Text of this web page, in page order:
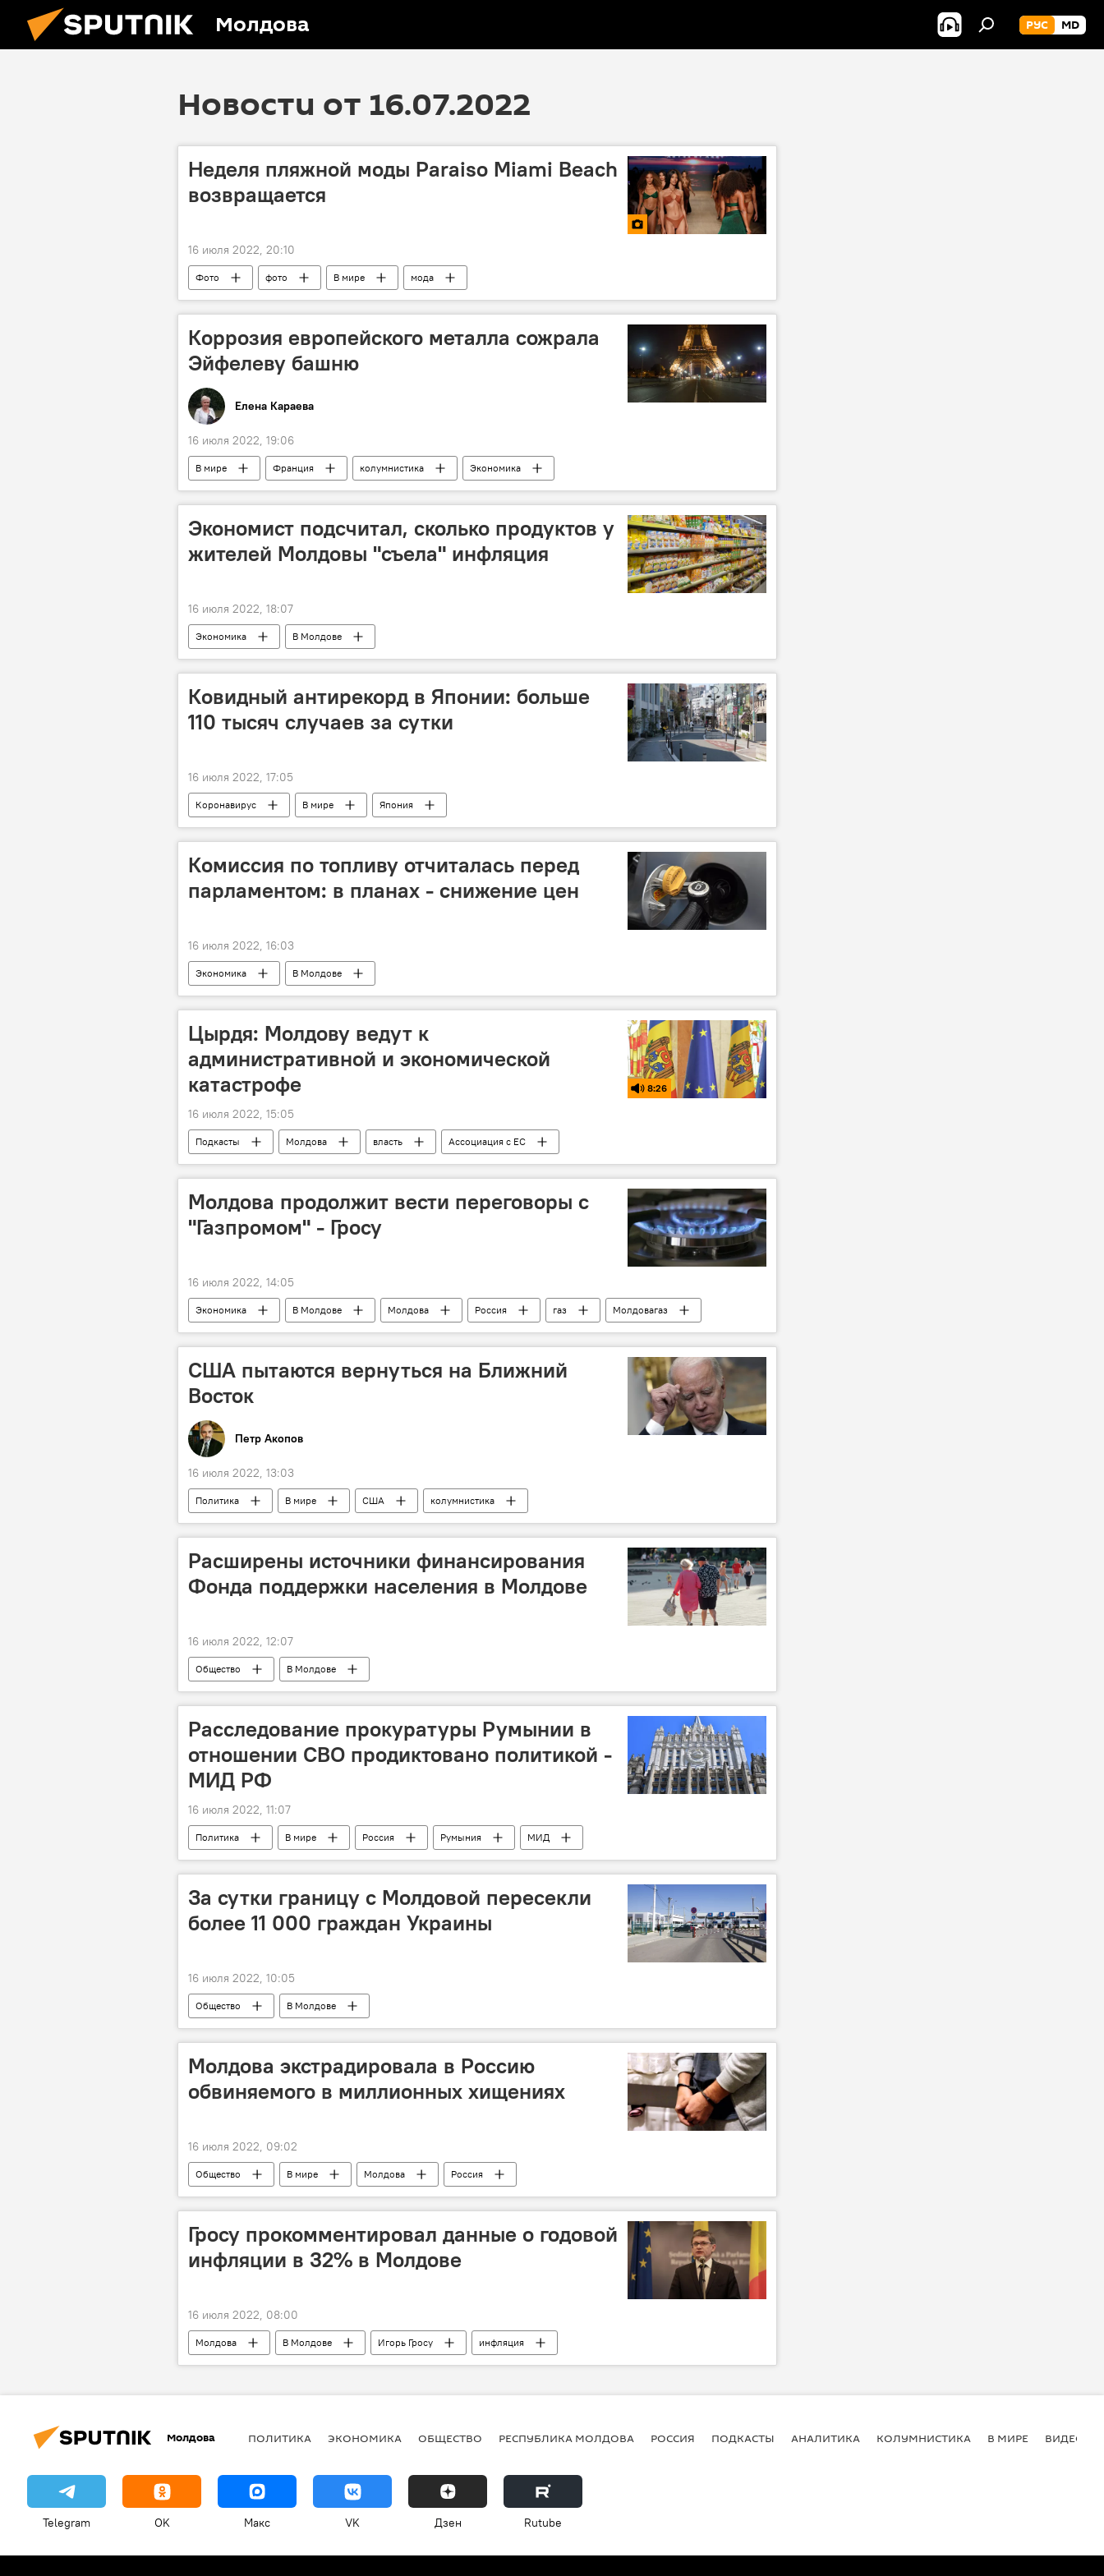
Молдова РУС MD
Новости от 16.07.2022
Неделя пляжной моды Paraiso Miami Beach
возвращается
16 июля 2022, 20:10
Фото фото В мире мода
Коррозия европейского металла сожрала
Эйфелеву башню
Елена Караева
16 июля 2022, 19:06
В мире Франция колумнистика Экономика
Экономист подсчитал, сколько продуктов у
жителей Молдовы "съела" инфляция
16 июля 2022, 18:07
Экономика В Молдове
Ковидный антирекорд в Японии: больше
110 тысяч случаев за сутки
16 июля 2022, 17:05
Коронавирус В мире Япония
Комиссия по топливу отчиталась перед
парламентом: в планах - снижение цен
16 июля 2022, 16:03
Экономика В Молдове
Цырдя: Молдову ведут к
административной и экономической
катастрофе
8:26
16 июля 2022, 15:05
Подкасты Молдова власть Ассоциация с ЕС
Молдова продолжит вести переговоры с
"Газпромом" - Гросу
16 июля 2022, 14:05
Экономика В Молдове Молдова Россия газ
Молдовагаз
"Газпром"
США пытаются вернуться на Ближний
Восток
Петр Акопов
16 июля 2022, 13:03
Политика В мире США колумнистика
Расширены источники финансирования
Фонда поддержки населения в Молдове
16 июля 2022, 12:07
Общество В Молдове
Расследование прокуратуры Румынии в
отношении СВО продиктовано политикой -
МИД РФ
16 июля 2022, 11:07
Политика В мире Россия Румыния МИД
За сутки границу с Молдовой пересекли
более 11 000 граждан Украины
16 июля 2022, 10:05
Общество В Молдове
Молдова экстрадировала в Россию
обвиняемого в миллионных хищениях
16 июля 2022, 09:02
Общество В мире Молдова Россия
Гросу прокомментировал данные о годовой
инфляции в 32% в Молдове
16 июля 2022, 08:00
Молдова В Молдове Игорь Гросу инфляция
Молдова ПОЛИТИКА ЭКОНОМИКА ОБЩЕСТВО РЕСПУБЛИКА МОЛДОВА РОССИЯ ПОДКАСТЫ АНАЛИТИКА КОЛУМНИСТИКА В МИРЕ ВИДЕО
Telegram OK Макс VK Дзен Rutube